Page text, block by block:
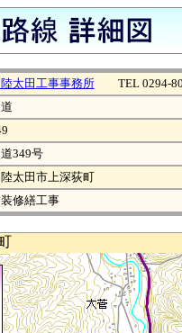
太田工事事務所TEL 0294-
道349号
太田市上深荻町
修繕工事